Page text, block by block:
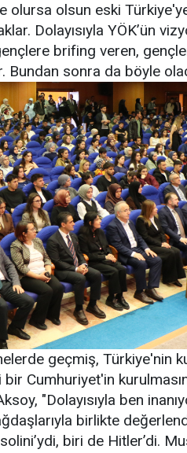
olursa olsun eski
Dolayısıyla YÖK’ün
brifing veren,
Bundan sonra da böyle
geçmiş, Türkiye'nin
Cumhuriyet'in
"Dolayısıyla ben
birlikte
biri de Hitler’di.